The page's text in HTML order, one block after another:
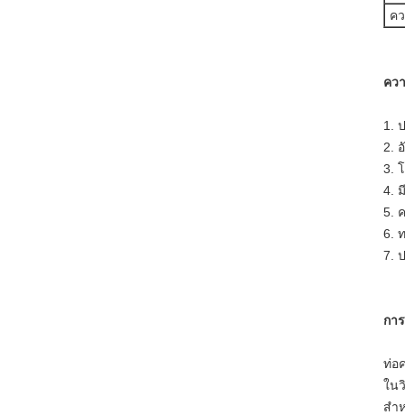
ค
คว
1.
2.
3.
4.
5.
6.
7.
กา
ท่อ
ใน
สำ